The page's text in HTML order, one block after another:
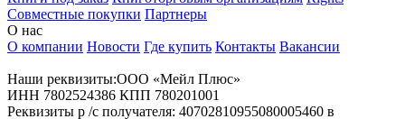
Совместные покупки Партнеры
О нас
О компании Новости Где купить Контакты Вакансии
Наши реквизиты:ООО «Мейл Плюс»
ИНН 7802524386 КПП 780201001
Реквизиты р /с получателя: 40702810955080005460 в